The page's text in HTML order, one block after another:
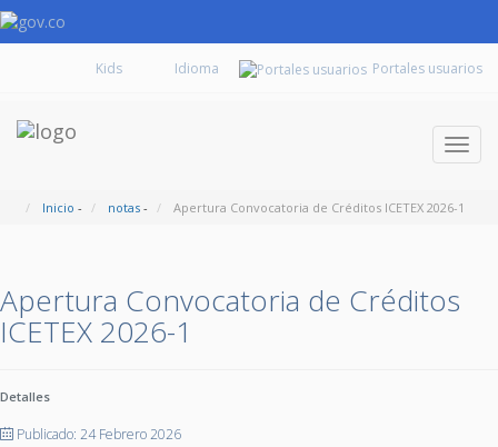
Kids Portales usuarios
Inicio - notas - Apertura Convocatoria de Créditos ICETEX 2026-1
Apertura Convocatoria de Créditos
ICETEX 2026-1
Detalles
Publicado: 24 Febrero 2026